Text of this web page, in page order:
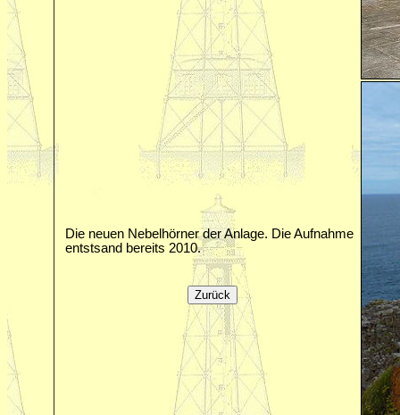
Die neuen Nebelhörner der Anlage. Die Aufnahme
entstsand bereits 2010.